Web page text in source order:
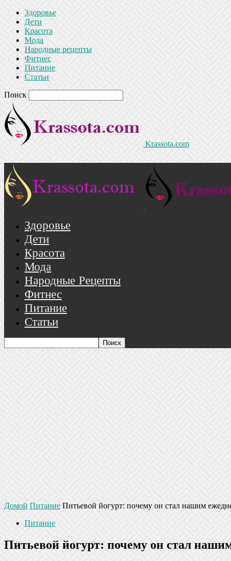
Здоровье
Дети
Красота
Мода
Народные рецепты
Фитнес
Питание
Статьи
Поиск
Krassota.com
Здоровье
Дети
Красота
Мода
Народные Рецепты
Фитнес
Питание
Статьи
Домой Питание Питьевой йогурт: почему он стал нашим
Питание
Питьевой йогурт: почему он стал